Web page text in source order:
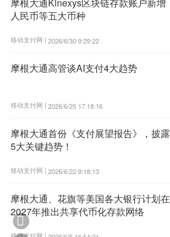
人民币等五大币种
移动支付网 | 2026/6/30 9:29:22
摩根大通高管谈AI支付4大趋势
移动支付网 | 2026/6/25 17:18:16
摩根大通首份《支付展望报告》，披露
5大关键趋势！
移动支付网 | 2026/6/22 9:18:13
摩根大通、花旗等美国各大银行计划在
2027年推出共享代币化存款网络
移动支付网 |
